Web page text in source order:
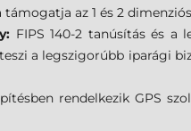
az 1 és 2
FIPS 140-2 tanúsítás és
a legszigorúbb iparági
rendelkezik GPS